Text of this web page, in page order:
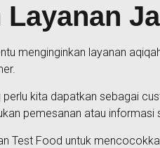
Layanan
menginginkan layanan
perlu kita dapatkan sebagai
pemesanan atau informasi
Test Food untuk